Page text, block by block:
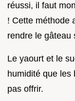
réussi, il faut
! Cette méthode
rendre le gâteau
Le yaourt et le
humidité que
pas offrir.